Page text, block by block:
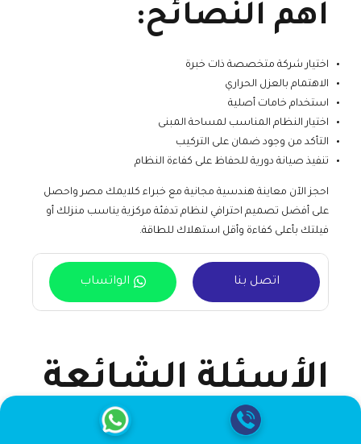
أهم النصائح:
اختيار شركة متخصصة ذات خبرة
الاهتمام بالعزل الحراري
استخدام خامات أصلية
اختيار النظام المناسب لمساحة المبنى
التأكد من وجود ضمان على التركيب
تنفيذ صيانة دورية للحفاظ على كفاءة النظام
احجز الآن معاينة هندسية مجانية مع خبراء كلايمك مصر واحصل
على أفضل تصميم احترافي لنظام تدفئة مركزية يناسب منزلك أو
فيلتك بأعلى كفاءة وأقل استهلاك للطاقة.
اتصل بنا الواتساب
الأسئلة الشائعة
حول تركيب تدفئة